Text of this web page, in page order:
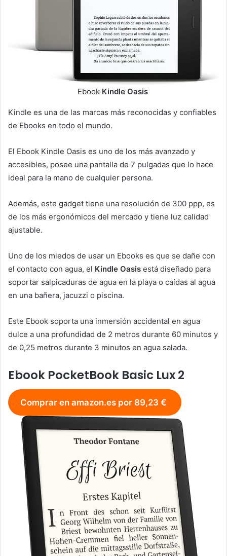
Ebook Kindle Oasis
Kindle es una de las marcas más reconocidas y confiables
de Ebooks en todo el mundo.
El Ebook Kindle Oasis es uno de los más avanzado y
accesibles, posee una pantalla de 7 pulgadas que lo hace
ideal para la mano de cualquier persona.
Además, este gadget tiene una resolución de 300 ppp, es
de los más ergonómicos del mercado y tiene luz calidad
ajustable.
Uno de los miedos de usar un Ebooks es que se dañe con
el contacto con agua, el Kindle Oasis está diseñado para
soportar salpicaduras de agua en la playa o caídas al agua
en una bañera, jacuzzi o piscina.
Este Ebook soporta una inmersión accidental en agua
dulce a una profundidad de 2 metros durante 60 minutos y
de 0,25 metros durante 3 minutos en agua salada.
Ebook PocketBook Basic Lux 2
Comprar en amazon.es por 89,23 €